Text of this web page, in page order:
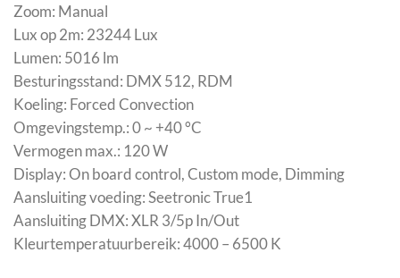
Zoom: Manual
Lux op 2m: 23244 Lux
Lumen: 5016 lm
Besturingsstand: DMX 512, RDM
Koeling: Forced Convection
Omgevingstemp.: 0 ~ +40 °C
Vermogen max.: 120 W
Display: On board control, Custom mode, Dimming
Aansluiting voeding: Seetronic True1
Aansluiting DMX: XLR 3/5p In/Out
Kleurtemperatuurbereik: 4000 – 6500 K